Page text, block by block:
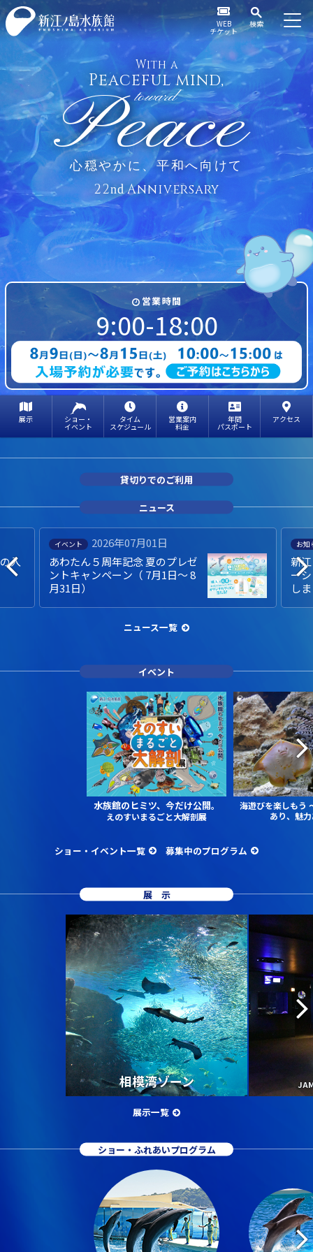
WEB
チケット
検索
With a
Peaceful mind,
toward
Peace
心穏やかに、平和へ向けて
22ndAnniversary
営業時間
9:00-18:00
展示 ショー・
イベント
タイム
スケジュール
営業案内
料金
年間
パスポート
アクセス
貸切りでのご利用
ニュース
入
イベント
2026年07月01日
あわたん５周年記念 夏のプレゼ
ントキャンペーン（ 7月1日～ 8
月31日）
お知
新
ー
し
ニュース一覧
イベント
水族館のヒミツ、今だけ公開。
えのすいまるごと大解剖展
海遊びを楽しもう
あり、魅
ショー・イベント一覧 募集中のプログラム
展示
相模湾ゾーン
展示一覧
ショー・ふれあいプログラム